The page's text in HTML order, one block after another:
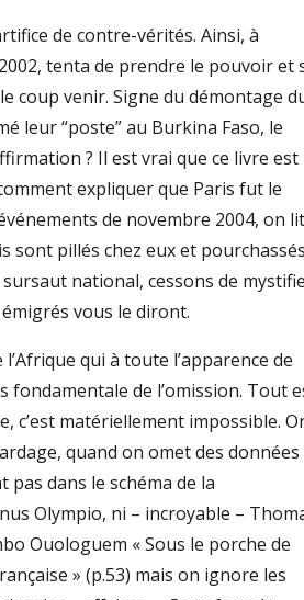
de contre-vérités. Ainsi, à
tenta de prendre le pouvoir et
coup venir. Signe du démontage
leur “poste” au Burkina Faso, le
? Il est vrai que ce livre est
expliquer que Paris fut le
de novembre 2004, on
sont pillés chez eux et
sursaut national, cessons de
vous le diront.
qui à toute l’apparence de
fondamentale de l’omission. Tout
c’est matériellement impossible.
quand on omet des données
dans le schéma de la
Olympio, ni – incroyable –
Ouologuem « Sous le porche de
» (p.53) mais on ignore les